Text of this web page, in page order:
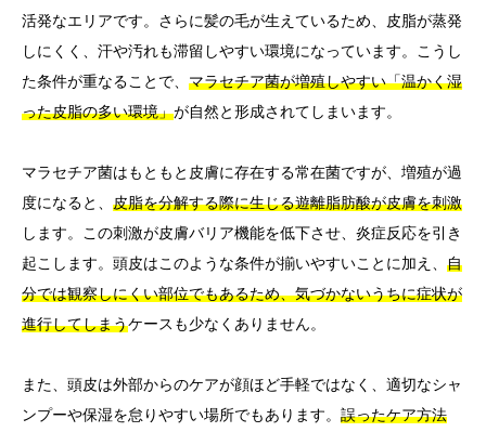
活発なエリアです。さらに髪の毛が生えているため、皮脂が蒸発
しにくく、汗や汚れも滞留しやすい環境になっています。こうし
た条件が重なることで、 マラセチア菌が増殖しやすい「温かく湿
った皮脂の多い環境」が自然と形成されてしまいます。
マラセチア菌はもともと皮膚に存在する常在菌ですが、増殖が過
度になると、 皮脂を分解する際に生じる遊離脂肪酸が皮膚を刺激
します。この刺激が皮膚バリア機能を低下させ、炎症反応を引き
起こします。頭皮はこのような条件が揃いやすいことに加え、 自
分では観察しにくい部位でもあるため、気づかないうちに症状が
進行してしまうケースも少なくありません。
また、頭皮は外部からのケアが顔ほど手軽ではなく、適切なシャ
ンプーや保湿を怠りやすい場所でもあります。 誤ったケア方法